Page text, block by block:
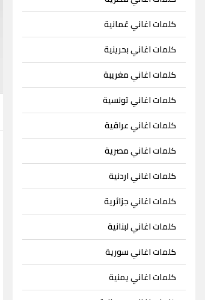
كلمات اغاني عُمانية
كلمات اغاني بحرينية
كلمات اغاني مغريبة
كلمات اغاني تونسية
كلمات اغاني عراقية
كلمات اغاني مصرية
كلمات اغاني اردنية
كلمات اغاني جزائرية
كلمات اغاني لبنانية
كلمات اغاني سورية
كلمات اغاني يمنية